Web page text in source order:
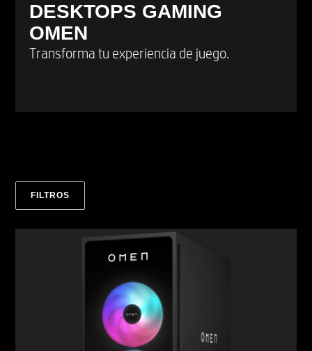
DESKTOPS GAMING
OMEN
Transforma tu experiencia de juego.
FILTROS